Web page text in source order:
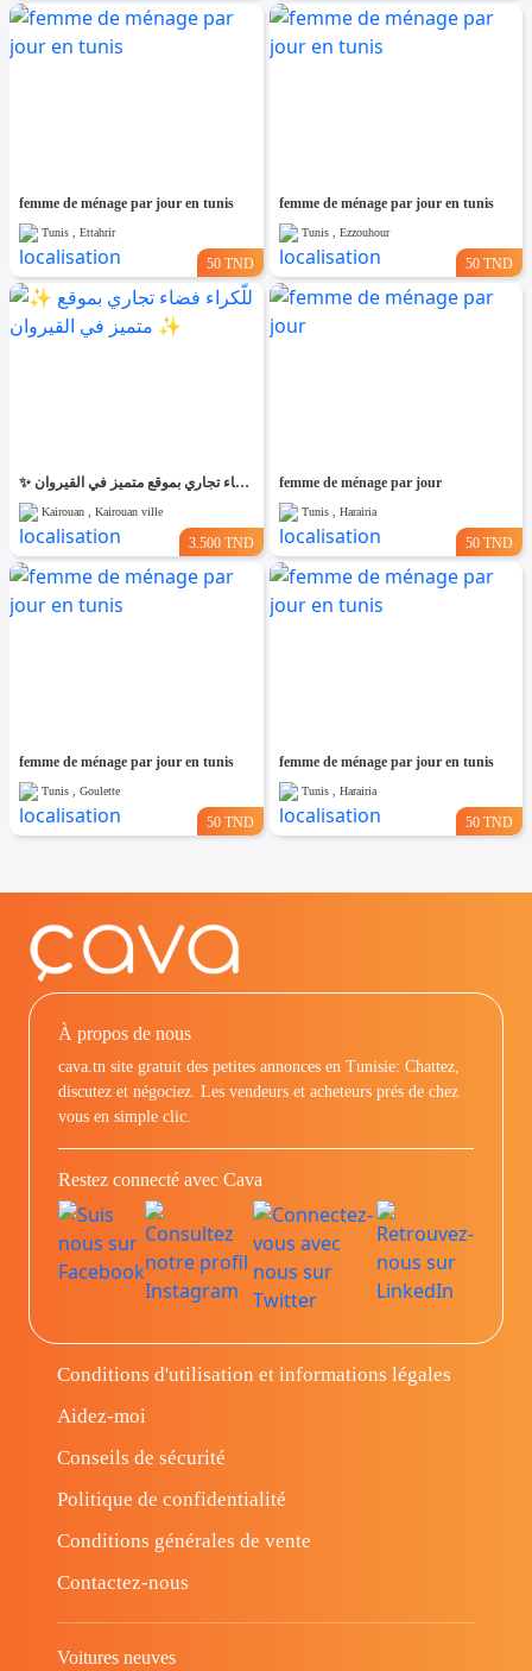
femme de ménage par jour en tunis
Tunis , Ettahrir
50 TND
femme de ménage par jour en tunis
Tunis , Ezzouhour
50 TND
✨ للّكراء فضاء تجاري بموقع متميز في القيروان ✨
Kairouan , Kairouan ville
3.500 TND
femme de ménage par jour
Tunis , Harairia
50 TND
femme de ménage par jour en tunis
Tunis , Goulette
50 TND
femme de ménage par jour en tunis
Tunis , Harairia
50 TND
À propos de nous
cava.tn site gratuit des petites annonces en Tunisie: Chattez,
discutez et négociez. Les vendeurs et acheteurs prés de chez
vous en simple clic.
Restez connecté avec Cava
Conditions d'utilisation et informations légales
Aidez-moi
Conseils de sécurité
Politique de confidentialité
Conditions générales de vente
Contactez-nous
Voitures neuves